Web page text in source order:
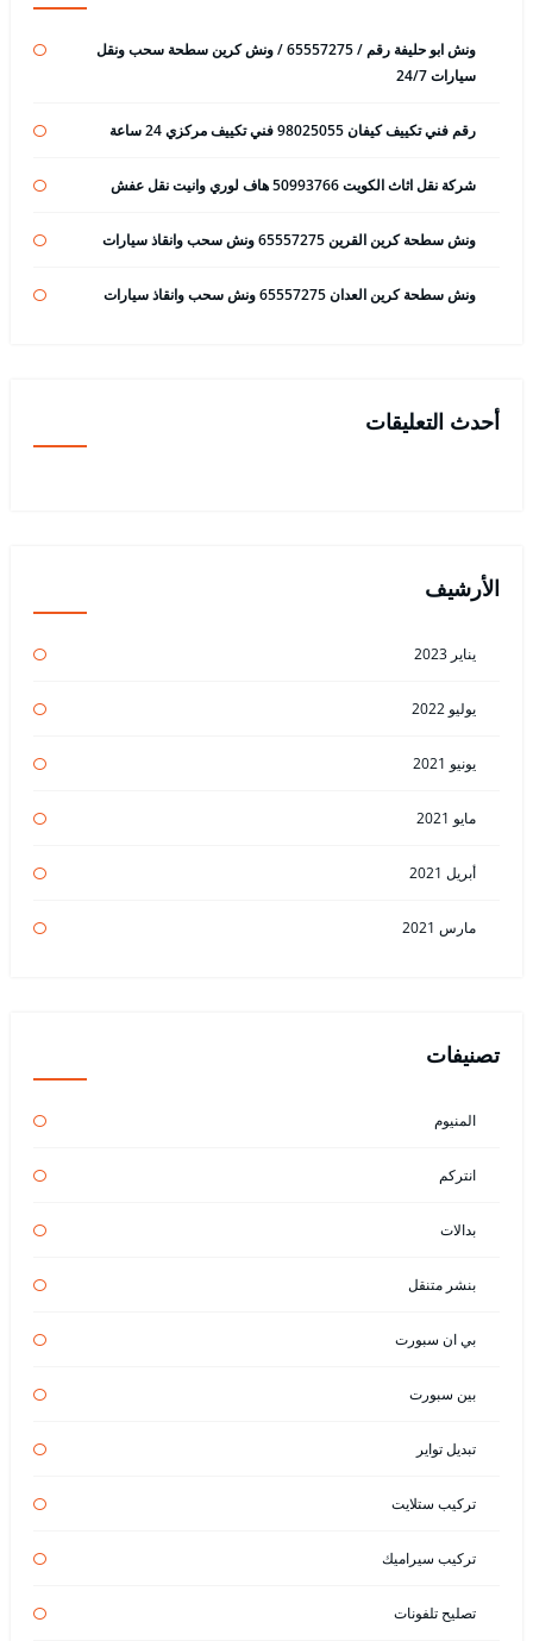
ونش ابو حليفة رقم / 65557275 / ونش كرين سطحة سحب ونقل
سيارات 24/7
رقم فني تكييف كيفان 98025055 فني تكييف مركزي 24 ساعة
شركة نقل اثاث الكويت 50993766 هاف لوري وانيت نقل عفش
ونش سطحة كرين القرين 65557275 ونش سحب وانقاذ سيارات
ونش سطحة كرين العدان 65557275 ونش سحب وانقاذ سيارات
أحدث التعليقات
الأرشيف
يناير 2023
يوليو 2022
يونيو 2021
مايو 2021
أبريل 2021
مارس 2021
تصنيفات
المنيوم
انتركم
بدالات
بنشر متنقل
بي ان سبورت
بين سبورت
تبديل تواير
تركيب ستلايت
تركيب سيراميك
تصليح تلفونات